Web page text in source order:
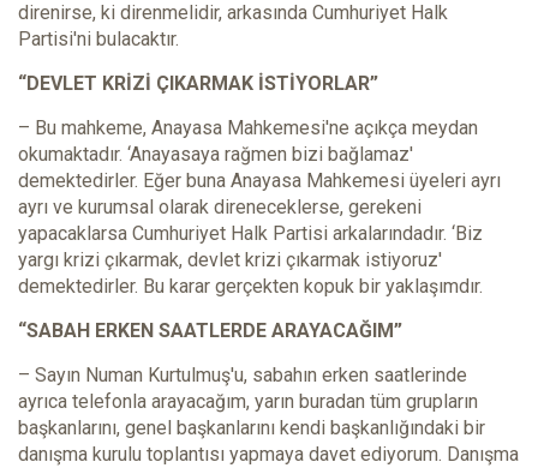
direnirse, ki direnmelidir, arkasında Cumhuriyet Halk
Partisi'ni bulacaktır.
“DEVLET KRİZİ ÇIKARMAK İSTİYORLAR”
– Bu mahkeme, Anayasa Mahkemesi'ne açıkça meydan
okumaktadır. ‘Anayasaya rağmen bizi bağlamaz'
demektedirler. Eğer buna Anayasa Mahkemesi üyeleri ayrı
ayrı ve kurumsal olarak direneceklerse, gerekeni
yapacaklarsa Cumhuriyet Halk Partisi arkalarındadır. ‘Biz
yargı krizi çıkarmak, devlet krizi çıkarmak istiyoruz'
demektedirler. Bu karar gerçekten kopuk bir yaklaşımdır.
“SABAH ERKEN SAATLERDE ARAYACAĞIM”
– Sayın Numan Kurtulmuş'u, sabahın erken saatlerinde
ayrıca telefonla arayacağım, yarın buradan tüm grupların
başkanlarını, genel başkanlarını kendi başkanlığındaki bir
danışma kurulu toplantısı yapmaya davet ediyorum. Danışma